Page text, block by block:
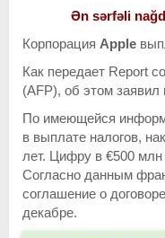
Ən sərfəli
Корпорация Apple
Как передает Report
(AFP), об этом заявил
По имеющейся
в выплате налогов,
лет. Цифру в €500 млн
Согласно данным
соглашение о
декабре.